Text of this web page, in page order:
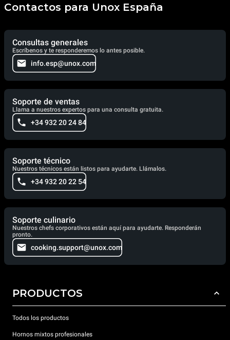
Contactos para Unox España
Consultas generales
Escríbenos y te responderemos lo antes posible.
info.esp@unox.com
Soporte de ventas
Llama a nuestros expertos para una consulta gratuita.
+34 932 20 24 84
Soporte técnico
Nuestros técnicos están listos para ayudarte. Llámalos.
+34 932 20 22 54
Soporte culinario
Nuestros chefs corporativos están aquí para ayudarte. Responderán
pronto.
cooking.support@unox.com
PRODUCTOS
Todos los productos
Hornos mixtos profesionales